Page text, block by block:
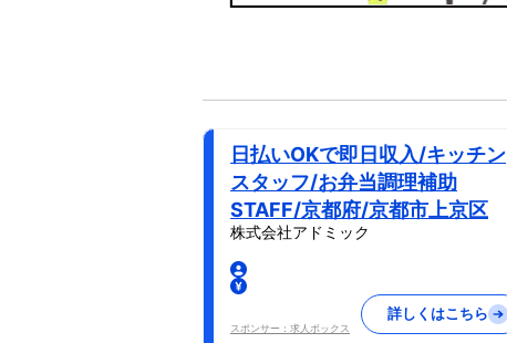
日払いOKで即日収入/キッチン
スタッフ/お弁当調理補助
STAFF/京都府/京都市上京区
株式会社アドミック
スポンサー：求人ボックス
詳しくはこちら